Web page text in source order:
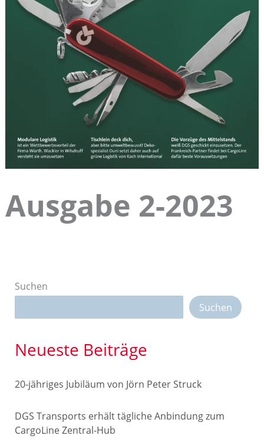
Ausgabe 2-2023
Suchen
Suchen
Neueste Beiträge
20-jähriges Jubiläum von Jörn Peter Struck
DGS Transports erhält tägliche Anbindung zum
CargoLine Zentral-Hub